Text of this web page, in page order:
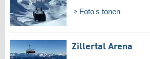
Foto's tonen
Zillertal Arena